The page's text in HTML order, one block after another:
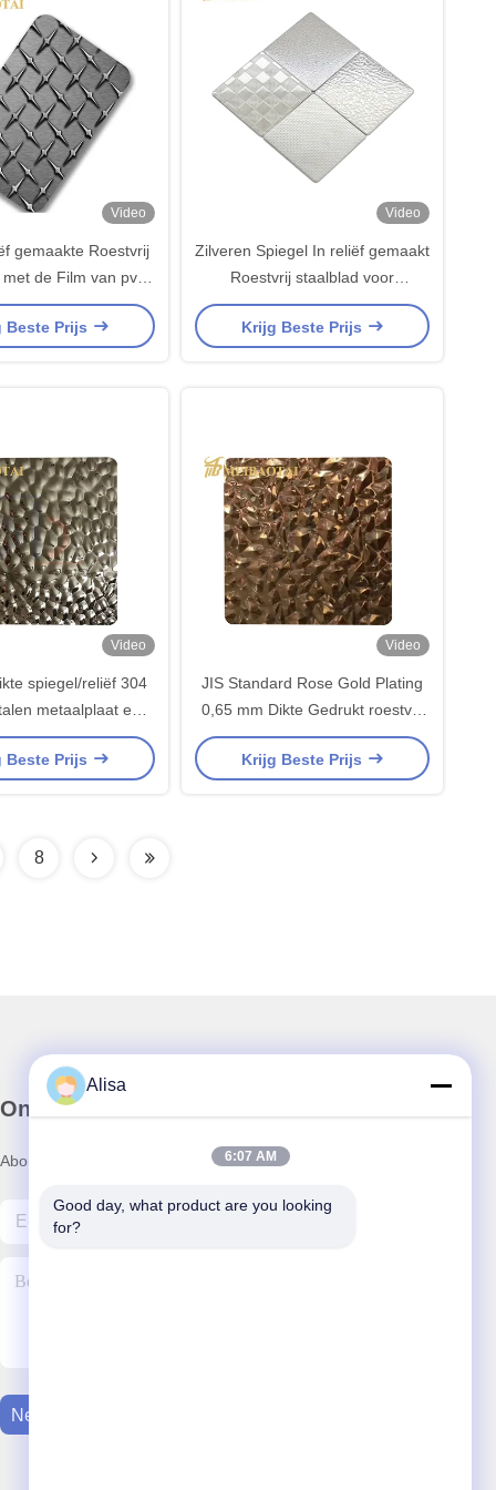
Video
gemaakte Roestvrij
de Film van pvc
90 Micronlaser
Beste Prijs
Video
Zilveren Spiegel In reliëf gemaakt
Roestvrij staalblad voor
Hoteldecoratie
Krijg Beste Prijs
Video
spiegel/reliëf 304
metaalplaat en
roestvrijstalen plaat
Beste Prijs
Video
JIS Standard Rose Gold Plating
0,65 mm Dikte Gedrukt roestvrij
staalplaat voor decoratieve SS
plaat
Krijg Beste Prijs
8
Onze Nieuwsbrief
Abonneer u op onze nieuwsbrief voor kortingen en meer.
Neem Contact Met Ons Op
Alisa
6:07 AM
Good day, what product are you looking
for?